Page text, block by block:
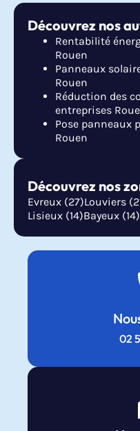
Découvrez nos
Rentabilité
Rouen
Panneaux
Rouen
Réduction des
entreprises
Pose panneaux
Rouen
Découvrez nos
Evreux (27)Louviers
Lisieux (14)Bayeux (14)
02